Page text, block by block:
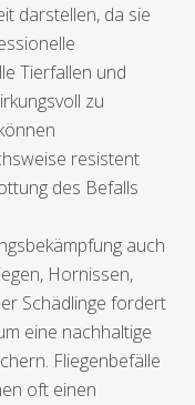
darstellen, da sie
Tierfallen und
zu
resistent
des Befalls
auch
Hornissen,
Schädlinge fordert
eine nachhaltige
Fliegenbefälle
oft einen